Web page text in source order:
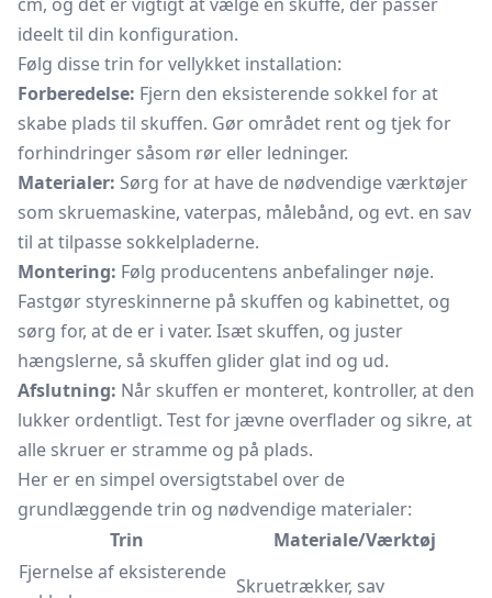
ideelt til din konfiguration.
Følg disse trin for vellykket installation:
Forberedelse: Fjern den eksisterende sokkel for at
skabe plads til skuffen. Gør området rent og tjek for
forhindringer såsom rør eller ledninger.
Materialer: Sørg for at have de nødvendige værktøjer
som skruemaskine, vaterpas, målebånd, og evt. en sav
til at tilpasse sokkelpladerne.
Montering: Følg producentens anbefalinger nøje.
Fastgør styreskinnerne på skuffen og kabinettet, og
sørg for, at de er i vater. Isæt skuffen, og juster
hængslerne, så skuffen glider glat ind og ud.
Afslutning: Når skuffen er monteret, kontroller, at den
lukker ordentligt. Test for jævne overflader og sikre, at
alle skruer er stramme og på plads.
Her er en simpel oversigtstabel over de
grundlæggende trin og nødvendige materialer:
Trin
Materiale/Værktøj
Fjernelse af eksisterende
Skruetrækker, sav